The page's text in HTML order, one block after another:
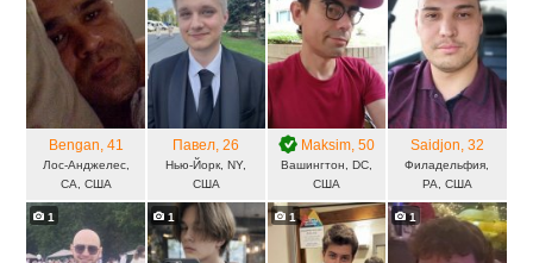
Bengan, 41
Лос-Анджелес,
CA, США
Павел, 26
Нью-Йорк, NY,
США
Maksim, 50
Вашингтон, DC,
США
Saidjon, 32
Филадельфия,
PA, США
1 1 1 1